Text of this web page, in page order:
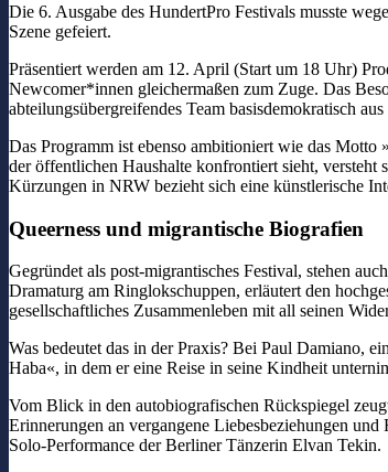
Die 6. Ausgabe des HundertPro Festivals musste
Szene gefeiert.
Präsentiert werden am 12. April (Start um 18 Uhr)
Newcomer*innen gleichermaßen zum Zuge. Das
abteilungsübergreifendes Team basisdemokratisch
Das Programm ist ebenso ambitioniert wie das
der öffentlichen Haushalte konfrontiert sieht,
Kürzungen in NRW bezieht sich eine künstlerische
Queerness und migrantische Biografien
Gegründet als post-migrantisches Festival, stehen
Dramaturg am Ringlokschuppen, erläutert den
gesellschaftliches Zusammenleben mit all seinen
Was bedeutet das in der Praxis? Bei Paul Damiano,
Haba«, in dem er eine Reise in seine Kindheit
Vom Blick in den autobiografischen Rückspiegel
Erinnerungen an vergangene Liebesbeziehungen
Solo-Performance der Berliner Tänzerin Elvan Tekin.